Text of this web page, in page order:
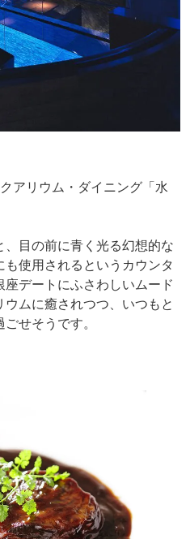
アリウム・ダイニング「水
目の前に青く光る幻想的な
使用されるというカウンタ
デートにふさわしいムード
ムに癒されつつ、いつもと
せそうです。